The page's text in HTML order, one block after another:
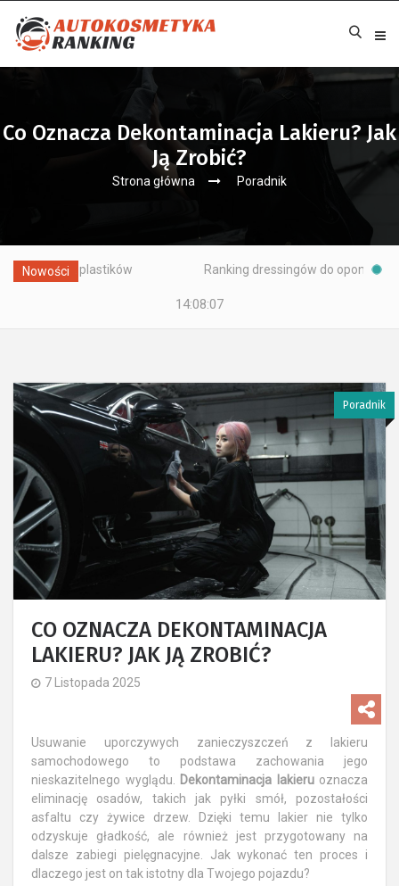
Co Oznacza Dekontaminacja Lakieru? Jak
Ją Zrobić?
Strona główna Poradnik
Nowości Ranking dressingów do opon – preparatów do
14:08:08
Poradnik
CO OZNACZA DEKONTAMINACJA
LAKIERU? JAK JĄ ZROBIĆ?
7 Listopada 2025
Usuwanie uporczywych zanieczyszczeń z lakieru
samochodowego to podstawa zachowania jego
nieskazitelnego wyglądu.
Dekontaminacja lakieruoznacza
eliminację osadów, takich jak pyłki smół, pozostałości
asfaltu czy żywice drzew. Dzięki temu lakier nie tylko
odzyskuje gładkość, ale również jest przygotowany na
dalsze zabiegi pielęgnacyjne. Jak wykonać ten proces i
dlaczego jest on tak istotny dla Twojego pojazdu?